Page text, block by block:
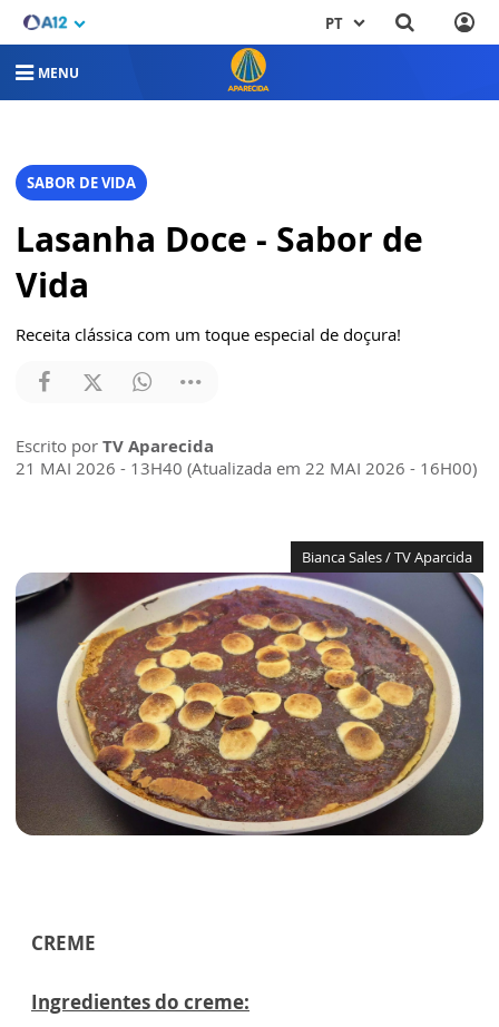
PT
MENU
SABOR DE VIDA
Lasanha Doce - Sabor de
Vida
Receita clássica com um toque especial de doçura!
Escrito por TV Aparecida
21 MAI 2026 - 13H40 (Atualizada em 22 MAI 2026 - 16H00)
Bianca Sales / TV Aparcida
CREME
Ingredientes do creme: